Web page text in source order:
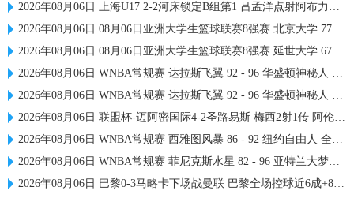
2026年08月06日 上海U17 2-2河床锁定B组第1 吕孟洋点射阿布力米破门 将战A组第2
2026年08月06日 08月06日亚洲大学生篮球联赛8强赛 北京大学 77 - 79 上海交通大学 集锦
2026年08月06日 08月06日亚洲大学生篮球联赛8强赛 延世大学 67 - 72 政治大学 集锦
2026年08月06日 WNBA常规赛 达拉斯飞翼 92 - 96 华盛顿神秘人 全场集锦
2026年08月06日 WNBA常规赛 达拉斯飞翼 92 - 96 华盛顿神秘人 全场集锦
2026年08月06日 联盟杯-迈阿密国际4-2圣路易斯 梅西2射1传 阿伦助攻戴帽
2026年08月06日 WNBA常规赛 西雅图风暴 86 - 92 纽约自由人 全场集锦
2026年08月06日 WNBA常规赛 菲尼克斯水星 82 - 96 亚特兰大梦想 全场集锦
2026年08月06日 巴黎0-3马略卡下场战曼联 巴黎全场控球近6成+8射3正未果